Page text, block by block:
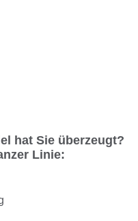
hat Sie überzeugt?
Linie: